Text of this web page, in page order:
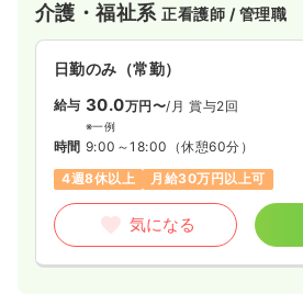
訪問介護・訪問看護を含む複合的なサ
ご利用者様の「上質な心穏やかな毎日
持つ看護師の方に最適な職場です。
介護・福祉系正看護師 / 管理職
日勤のみ（常勤）
給与 30.0万円〜/月 賞与2回
※一例
時間 9:00～18:00 （休憩60分）
4週8休以上
月給30万円以上可
気になる